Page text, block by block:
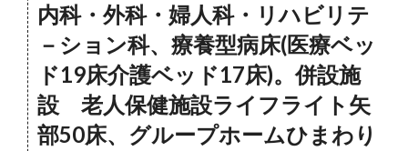
内科・外科・婦人科・リハビリテ
－ション科、療養型病床(医療ベッ
ド19床介護ベッド17床)。併設施
設 老人保健施設ライフライト矢
部50床、グループホームひまわり